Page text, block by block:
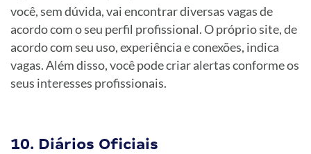
você, sem dúvida, vai encontrar diversas vagas de
acordo com o seu perfil profissional. O próprio site, de
acordo com seu uso, experiência e conexões, indica
vagas. Além disso, você pode criar alertas conforme os
seus interesses profissionais.
10. Diários Oficiais